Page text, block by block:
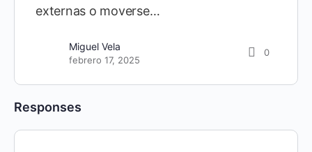
externas o moverse…
Miguel Vela
febrero 17, 2025
0
Responses